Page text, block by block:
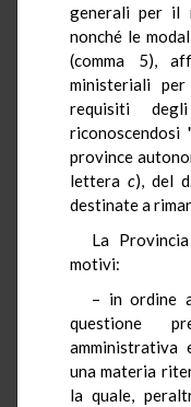
generali per il
nonché le
(comma 5),
ministeriali
requisiti
riconoscendosi
province
lettera c), del
destinate a
La
motivi:
– in ordine
questione
una materia
la quale,